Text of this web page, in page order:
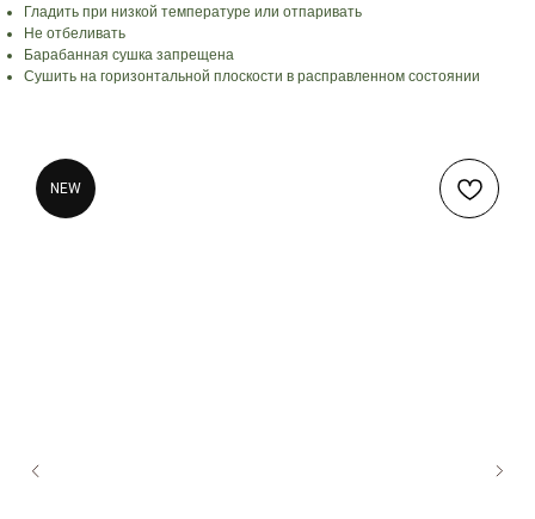
Гладить при низкой температуре или отпаривать
Не отбеливать
Барабанная сушка запрещена
Сушить на горизонтальной плоскости в расправленном состоянии
NEW